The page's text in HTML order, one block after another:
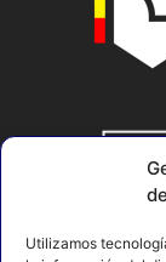
Utilizamos